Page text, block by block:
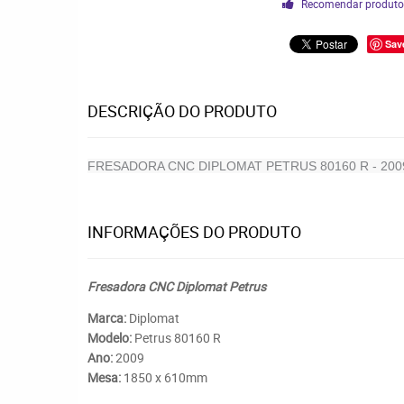
Recomendar produto
DESCRIÇÃO DO PRODUTO
FRESADORA CNC DIPLOMAT PETRUS 80160 R -
INFORMAÇÕES DO PRODUTO
Fresadora CNC Diplomat Petrus
Marca: Diplomat
Modelo: Petrus 80160 R
Ano:2009
Mesa: 1850 x 610mm